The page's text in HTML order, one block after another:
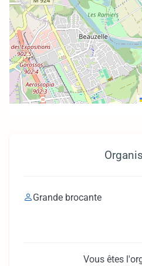
Grande brocante
Vous êtes